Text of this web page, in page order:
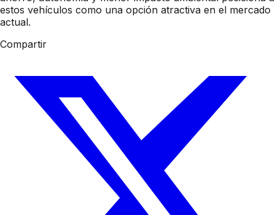
estos vehículos como una opción atractiva en el mercado
actual.
Compartir